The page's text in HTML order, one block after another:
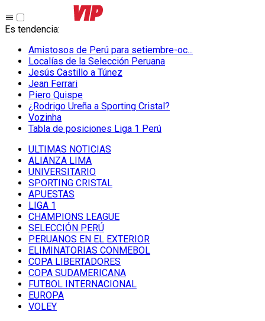
Es tendencia:
Amistosos de Perú para setiembre-oc...
Localías de la Selección Peruana
Jesús Castillo a Túnez
Jean Ferrari
Piero Quispe
¿Rodrigo Ureña a Sporting Cristal?
Vozinha
Tabla de posiciones Liga 1 Perú
ULTIMAS NOTICIAS
ALIANZA LIMA
UNIVERSITARIO
SPORTING CRISTAL
APUESTAS
LIGA 1
CHAMPIONS LEAGUE
SELECCIÓN PERÚ
PERUANOS EN EL EXTERIOR
ELIMINATORIAS CONMEBOL
COPA LIBERTADORES
COPA SUDAMERICANA
FUTBOL INTERNACIONAL
EUROPA
VOLEY